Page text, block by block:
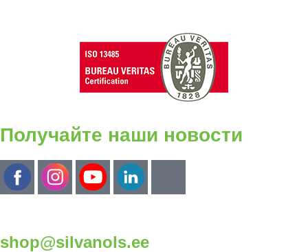
Получайте наши новости
shop@silvanols.ee